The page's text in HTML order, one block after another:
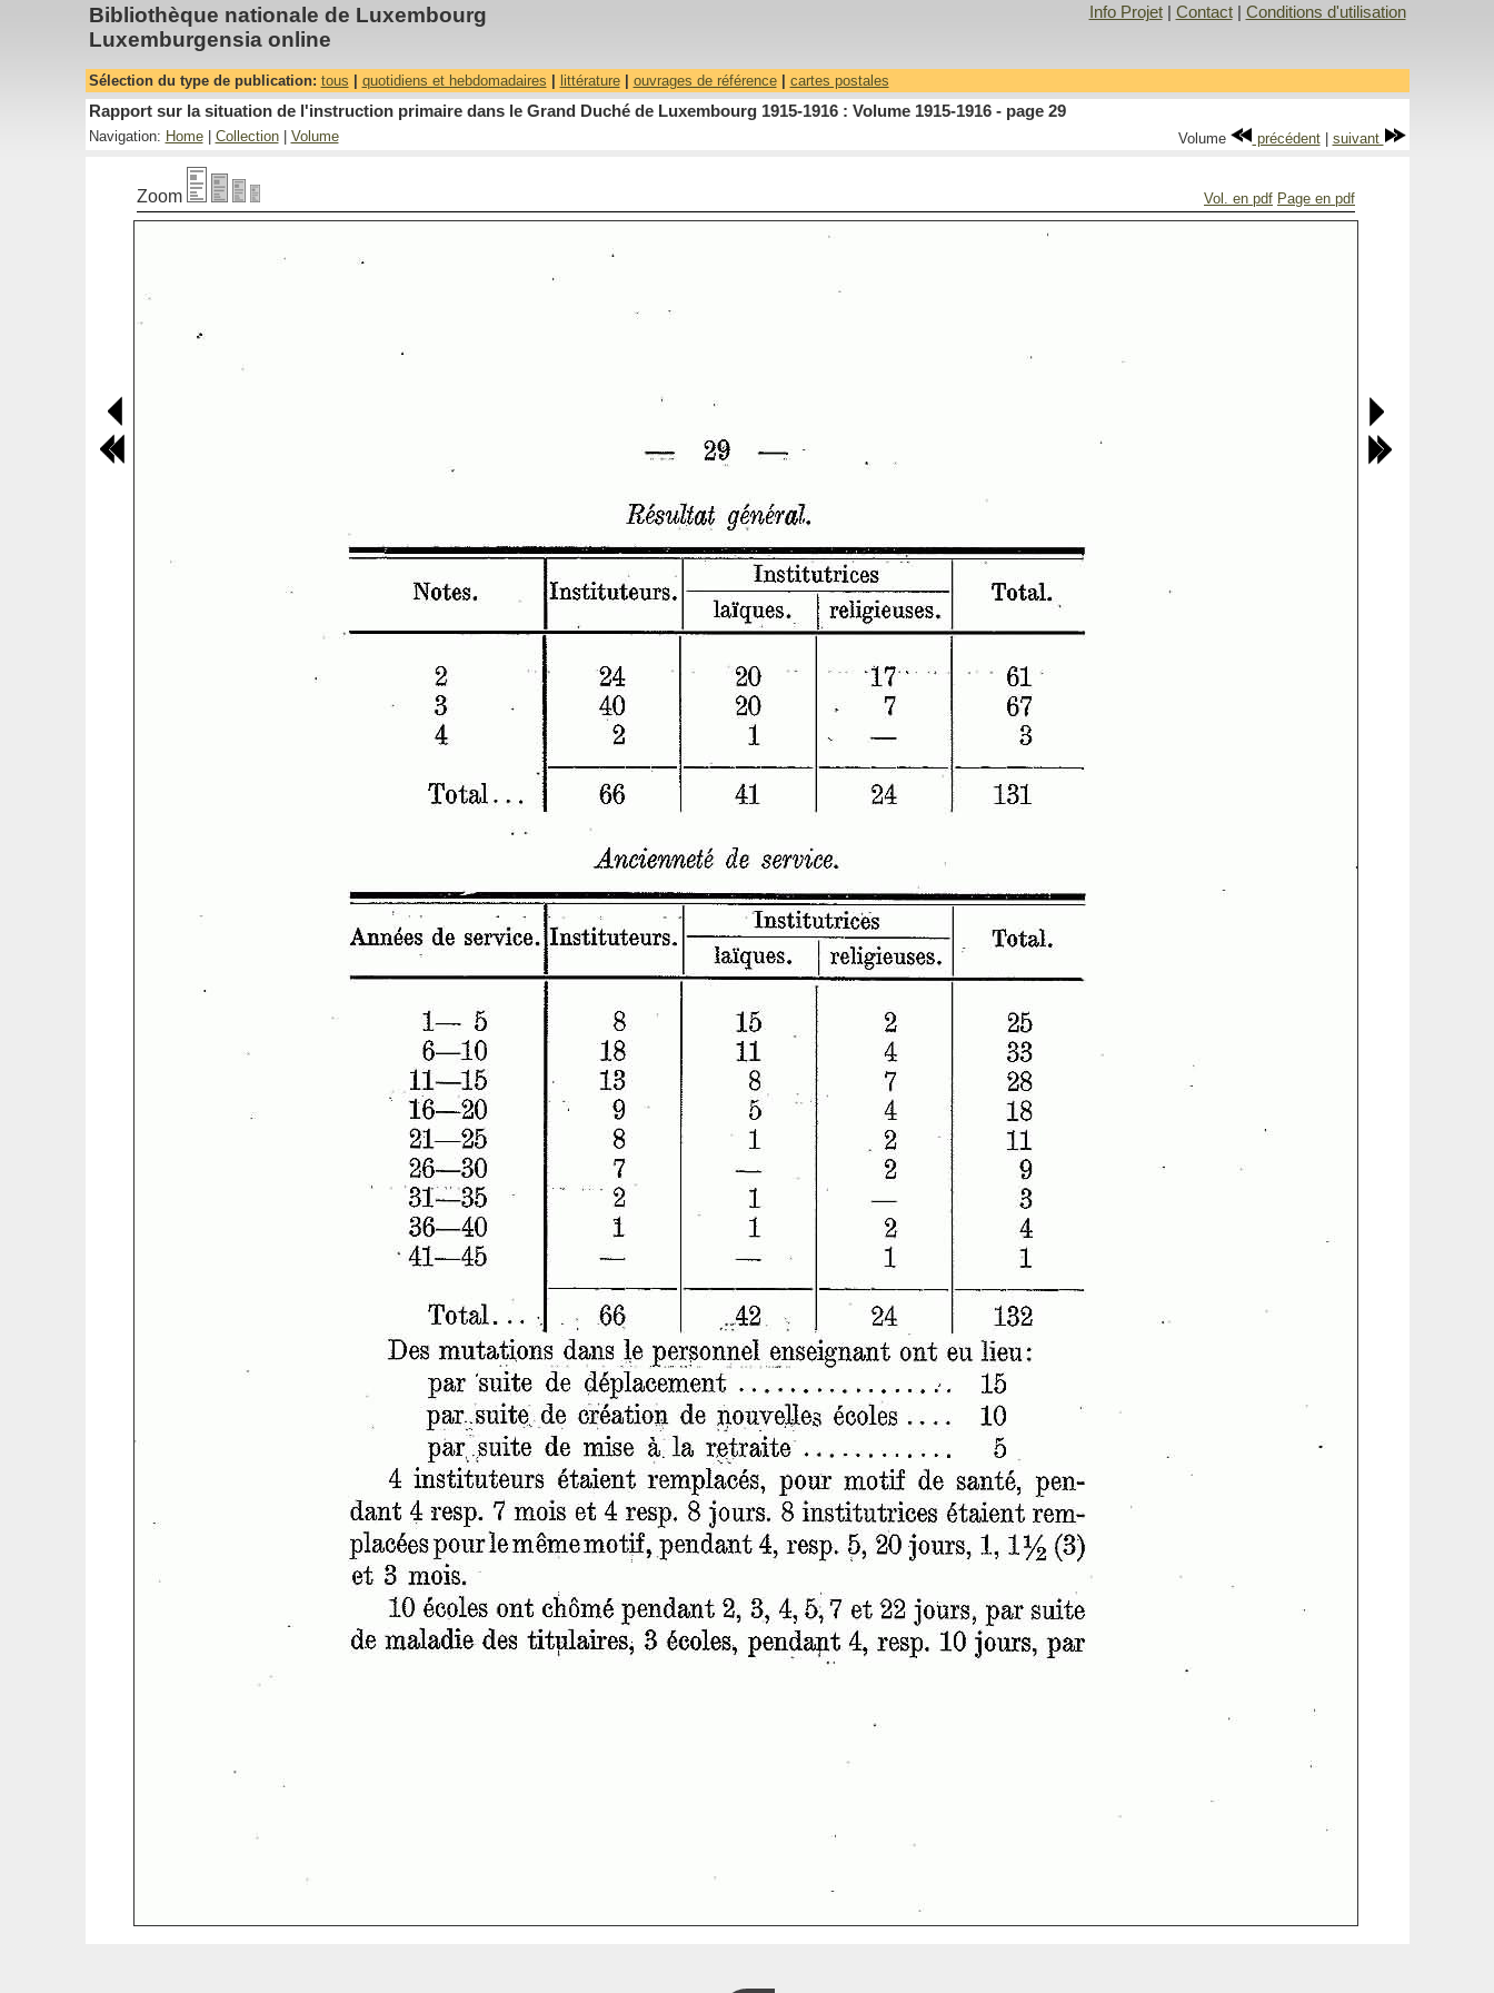
Bibliothèque nationale de Luxembourg
Luxemburgensia online
Info Projet| Contact| Conditions d'utilisation
Sélection du type de publication: tous quotidiens et hebdomadaires littérature| ouvrages de référence| cartes postales
Rapport sur la situation de l'instruction primaire dans le Grand Duché de Luxembourg 1915-1916 : Volume 1915-1916 - page 29
Navigation: Home| Collection| Volume Volume précédent| suivant
Zoom Vol. en pdf Page en pdf